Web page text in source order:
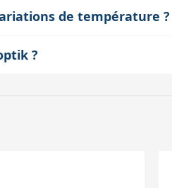
sur la capacité de transport.
de température ?
la météo. Pour éviter la
?